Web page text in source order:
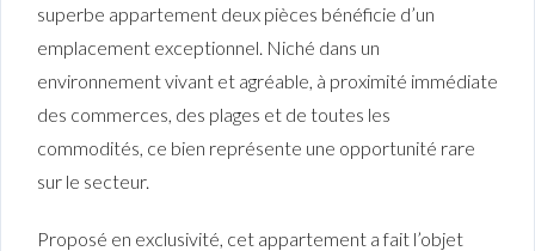
superbe appartement deux pièces bénéficie d’un
emplacement exceptionnel. Niché dans un
environnement vivant et agréable, à proximité immédiate
des commerces, des plages et de toutes les
commodités, ce bien représente une opportunité rare
sur le secteur.
Proposé en exclusivité, cet appartement a fait l’objet